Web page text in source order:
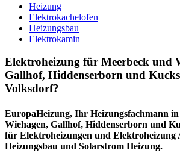
Heizung
Elektrokachelofen
Heizungsbau
Elektrokamin
Elektroheizung für Meerbeck und
Gallhof, Hiddenserborn und
Volksdorf?
EuropaHeizung, Ihr Heizungsfachmann
Wiehagen, Gallhof, Hiddenserborn und
für Elektroheizungen und Elektroheizung
Heizungsbau und Solarstrom Heizung.